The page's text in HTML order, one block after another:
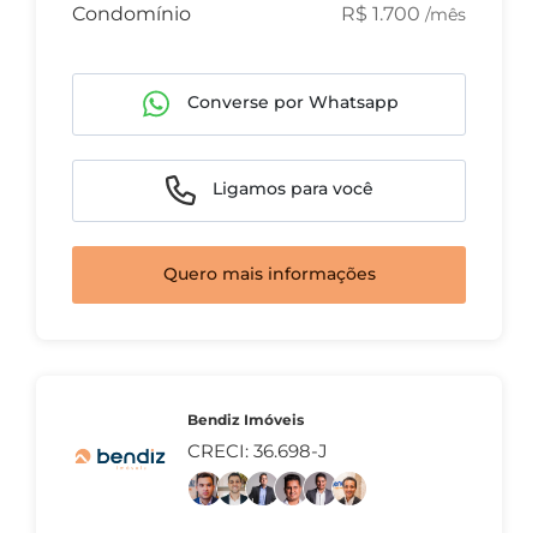
Condomínio R$ 1.700 /mês
Converse por Whatsapp
Ligamos para você
Quero mais informações
Bendiz Imóveis
CRECI: 36.698-J